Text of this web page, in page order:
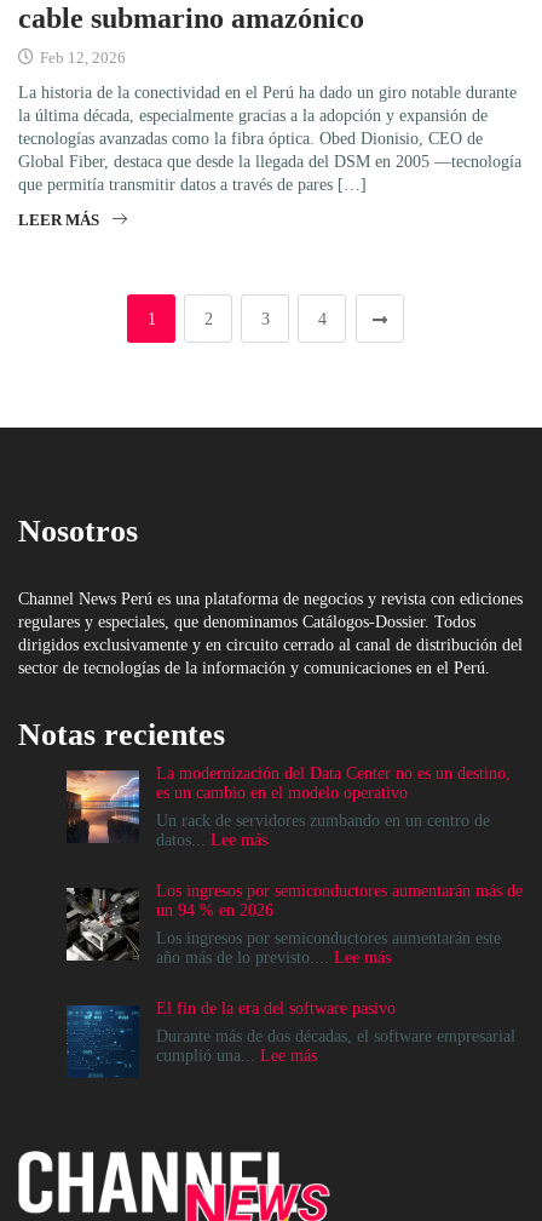
cable submarino amazónico
Feb 12, 2026
La historia de la conectividad en el Perú ha dado un giro notable durante
la última década, especialmente gracias a la adopción y expansión de
tecnologías avanzadas como la fibra óptica. Obed Dionisio, CEO de
Global Fiber, destaca que desde la llegada del DSM en 2005 —tecnología
que permitía transmitir datos a través de pares […]
LEER MÁS
1 2 3 4
Nosotros
Channel News Perú es una plataforma de negocios y revista con ediciones
regulares y especiales, que denominamos Catálogos-Dossier. Todos
dirigidos exclusivamente y en circuito cerrado al canal de distribución del
sector de tecnologías de la información y comunicaciones en el Perú.
Notas recientes
La modernización del Data Center no es un destino,
es un cambio en el modelo operativo
Un rack de servidores zumbando en un centro de
datos... Lee más:
del
Data
Center
no
destino,
es
un
operativo
Los ingresos por semiconductores aumentarán más de
un 94 % en 2026
Los ingresos por semiconductores aumentarán este
año más de lo previsto.... Lee más:
por
semiconductores
El fin de la era del software pasivo
Durante más de dos décadas, el software empresarial
cumplió una... Lee más:
software
pasivo